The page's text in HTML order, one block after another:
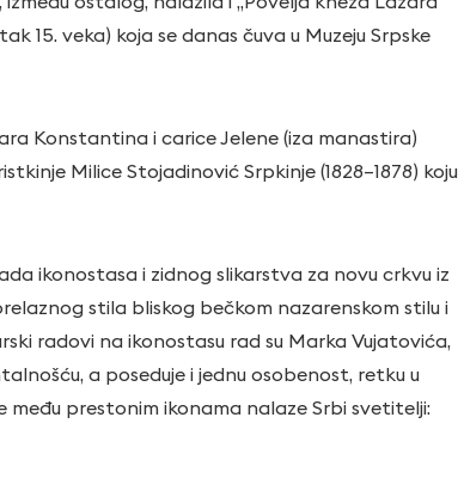
15. veka) koja se danas čuva u Muzeju Srpske
Konstantina i carice Jelene (iza manastira)
Milice Stojadinović Srpkinje (1828–1878) koju
ikonostasa i zidnog slikarstva za novu crkvu iz
stila bliskog bečkom nazarenskom stilu i
radovi na ikonostasu rad su Marka Vujatovića,
a poseduje i jednu osobenost, retku u
prestonim ikonama nalaze Srbi svetitelji: